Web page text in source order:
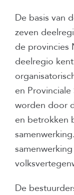
De basis van
zeven
de provincies
deelregio
en
worden door
en betrokken
De